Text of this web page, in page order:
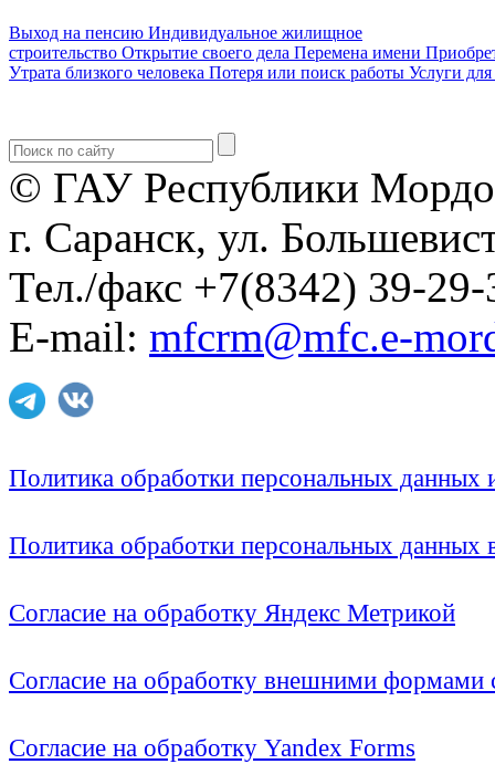
Выход на пенсию Индивидуальное жилищное
строительство Открытие своего дела Перемена имени
Утрата близкого человека Потеря или поиск работы Услуги
© ГАУ Республики
г. Саранск, ул.
Тел./факс +7(8342) 39-29-
E-mail: mfcrm@mfc.e-
Политика обработки персональных
Политика обработки персональных
Согласие на обработку Яндекс Метрикой
Согласие на обработку внешними формами
Согласие на обработку Yandex Forms